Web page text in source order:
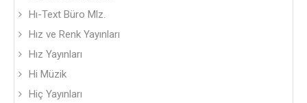
Hı-Text Büro Mlz.
Hız ve Renk Yayınları
Hız Yayınları
Hi Müzik
Hiç Yayınları